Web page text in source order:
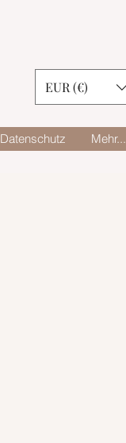
EUR (€)
Datenschutz Mehr...